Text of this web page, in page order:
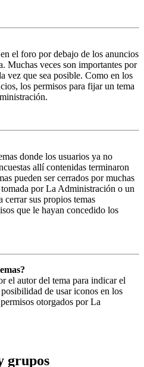
el foro por debajo de los anuncios
Muchas veces son importantes por
vez que sea posible. Como en los
los permisos para fijar un tema
donde los usuarios ya no
allí contenidas terminaron
pueden ser cerrados por muchas
por La Administración o un
cerrar sus propios temas
que le hayan concedido los
el autor del tema para indicar el
de usar iconos en los
otorgados por La
grupos